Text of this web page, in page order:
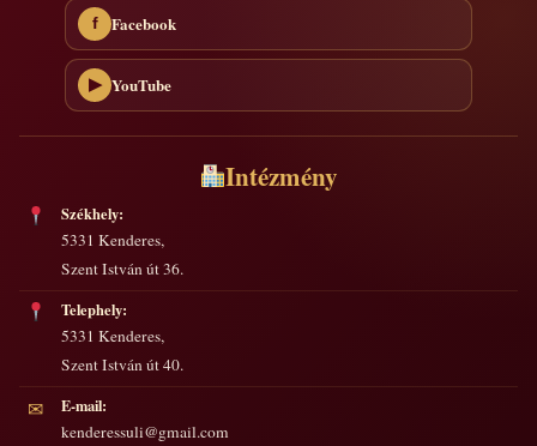
f Facebook
▶ YouTube
Intézmény
Székhely:
5331 Kenderes,
Szent István út 36.
Telephely:
5331 Kenderes,
Szent István út 40.
✉
E-mail:
kenderessuli@gmail.com